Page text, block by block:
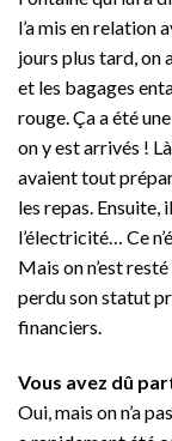
l’a mis en relation
jours plus tard, on
et les bagages
rouge. Ça a été
on y est arrivés !
avaient tout
les repas. Ensuite,
l’électricité… Ce
Mais on n’est
perdu son statut
financiers.
Vous avez dû
Oui, mais on n’a